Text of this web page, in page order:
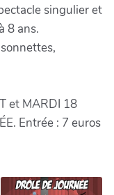
singulier et
8 ans.
et MARDI 18
Entrée : 7 euros